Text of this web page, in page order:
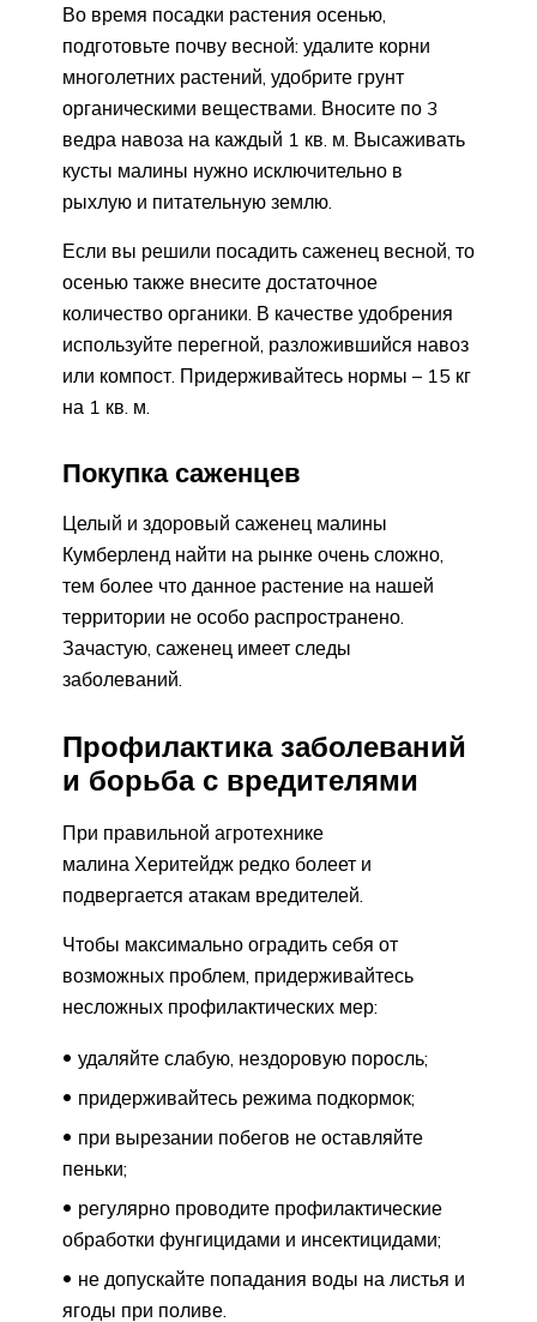
Во время посадки растения осенью,
подготовьте почву весной: удалите корни
многолетних растений, удобрите грунт
органическими веществами. Вносите по 3
ведра навоза на каждый 1 кв. м. Высаживать
кусты малины нужно исключительно в
рыхлую и питательную землю.
Если вы решили посадить саженец весной, то
осенью также внесите достаточное
количество органики. В качестве удобрения
используйте перегной, разложившийся навоз
или компост. Придерживайтесь нормы – 15 кг
на 1 кв. м.
Покупка саженцев
Целый и здоровый саженец малины
Кумберленд найти на рынке очень сложно,
тем более что данное растение на нашей
территории не особо распространено.
Зачастую, саженец имеет следы
заболеваний.
Профилактика заболеваний
и борьба с вредителями
При правильной агротехнике
малина Херитейдж редко болеет и
подвергается атакам вредителей.
Чтобы максимально оградить себя от
возможных проблем, придерживайтесь
несложных профилактических мер:
удаляйте слабую, нездоровую поросль;
придерживайтесь режима подкормок;
при вырезании побегов не оставляйте
пеньки;
регулярно проводите профилактические
обработки фунгицидами и инсектицидами;
не допускайте попадания воды на листья и
ягоды при поливе.